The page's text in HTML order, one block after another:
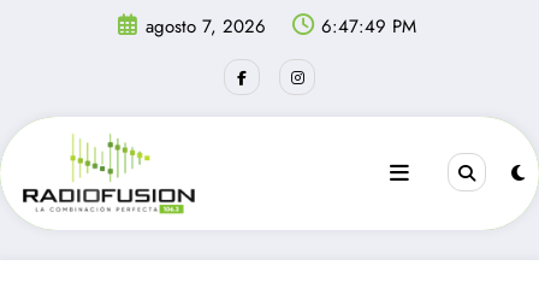
agosto 7, 2026 6:47:49 PM